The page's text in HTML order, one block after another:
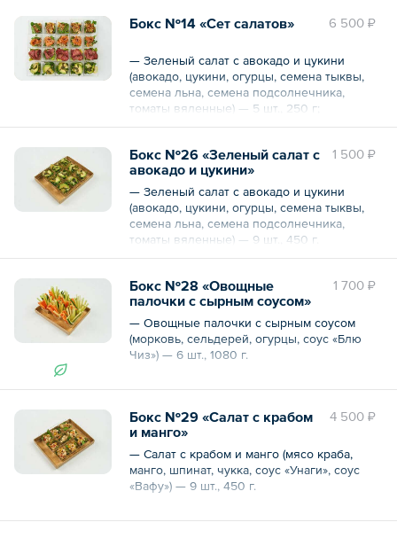
6 500 ₽
Бокс №14 «Сет салатов»
— Зеленый салат с авокадо и цукини
(авокадо, цукини, огурцы, семена тыквы,
семена льна, семена подсолнечника,
томаты вяленные) — 5 шт., 250 г;
— Салат с пастрами из говядины (салат
огурцы свежие, соус «Цезарь») — 5 шт., 250
г;
— Салат с лососем и киноа (лосось
слабосоленый, киноа, руккола, соус
«Сладкий чили») — 5 шт., 250 г;
— Салат с крабом и манго (мясо краба,
Общий вес – 1 кг
1 500 ₽
Бокс №26 «Зеленый салат с
авокадо и цукини»
— Зеленый салат с авокадо и цукини
(авокадо, цукини, огурцы, семена тыквы,
семена льна, семена подсолнечника,
томаты вяленные) — 9 шт., 450 г.
1 700 ₽
Бокс №28 «Овощные
палочки с сырным соусом»
— Овощные палочки с сырным соусом
(морковь, сельдерей, огурцы, соус «Блю
Чиз») — 6 шт., 1080 г.
Общий вес – 1080 г
4 500 ₽
Бокс №29 «Салат с крабом
и манго»
— Салат с крабом и манго (мясо краба,
манго, шпинат, чукка, соус «Унаги», соус
«Вафу») — 9 шт., 450 г.
Общий вес – 450 г